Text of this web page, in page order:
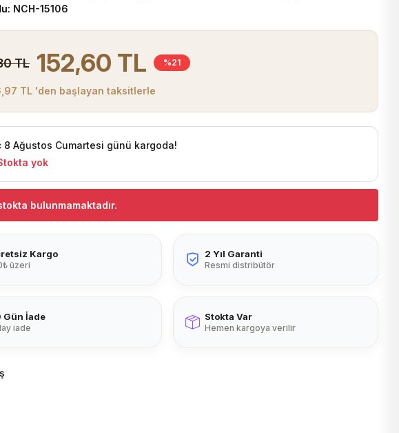
NCH-15106
TL 152,60 TL %21
TL 'den başlayan taksitlerle
8 Ağustos Cumartesi günü kargoda!
yok
bulunmamaktadır.
Kargo
üzeri
2 Yıl Garanti
Resmi distribütör
Gün İade
iade
Stokta Var
Hemen kargoya verilir